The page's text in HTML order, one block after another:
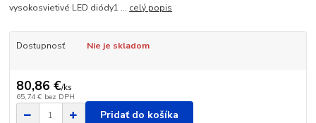
vysokosvietivé LED diódy1 ... celý popis
Dostupnosť Nie je skladom
80,86 €/ks
65,74 € bez DPH
Pridať do košíka